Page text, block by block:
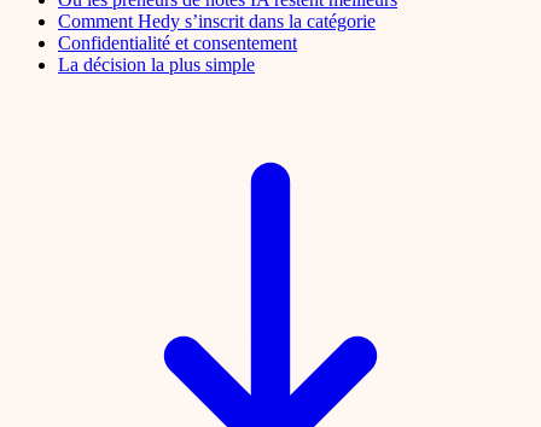
Comment Hedy s’inscrit dans la catégorie
Confidentialité et consentement
La décision la plus simple